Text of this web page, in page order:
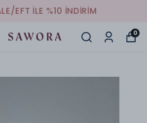
EFT İLE %10 İNDİRİM
0